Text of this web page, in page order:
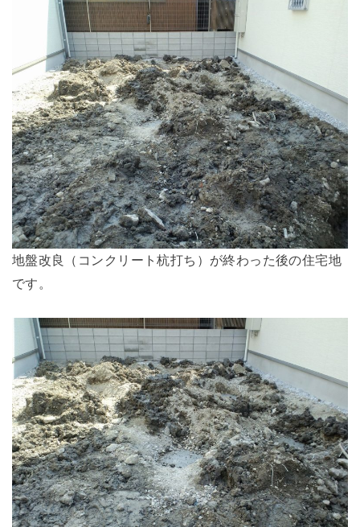
地盤改良（コンクリート杭打ち）が終わった後の住宅地
です。